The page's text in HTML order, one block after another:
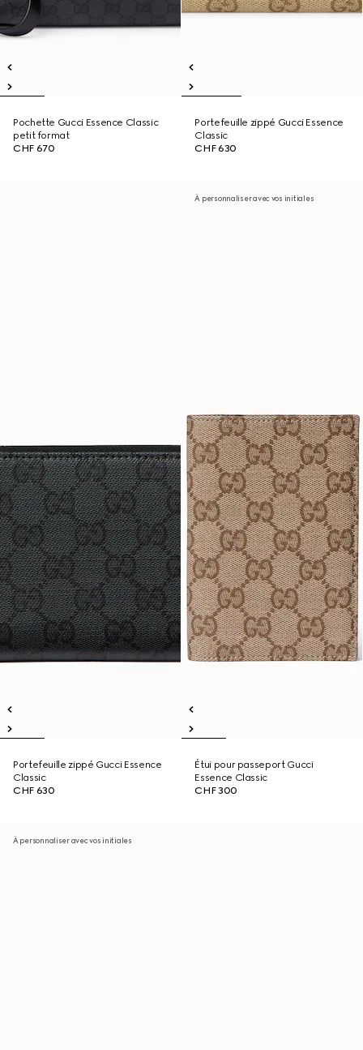
Pochette Gucci Essence Classic
petit format
CHF 670
Portefeuille zippé Gucci Essence
Classic
CHF 630
Portefeuille zippé Gucci Essence
Classic
CHF 630
À personnaliser avec vos initiales
Étui pour passeport Gucci
Essence Classic
CHF 300
À personnaliser avec vos initiales